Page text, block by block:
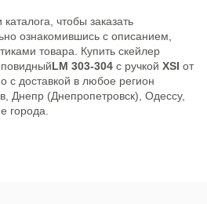
чтобы заказать
ознакомившись с описанием,
товара. Купить скейлер
LM 303-304 с ручкой XSI от
с доставкой в любое регион
Днепр (Днепропетровск), Одессу,
города.